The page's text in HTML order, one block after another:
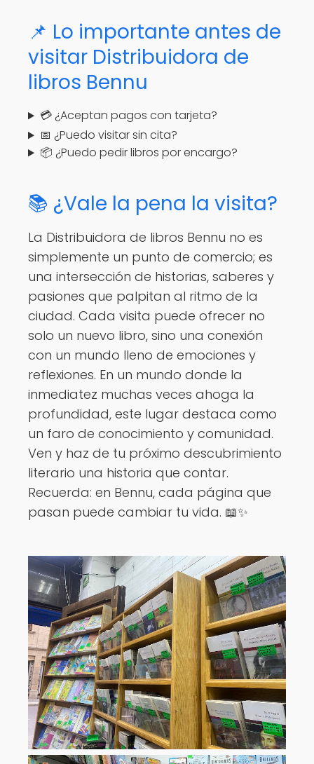
📌 Lo importante antes de
visitar Distribuidora de
libros Bennu
💳 ¿Aceptan pagos con tarjeta?
📅 ¿Puedo visitar sin cita?
📦 ¿Puedo pedir libros por encargo?
📚 ¿Vale la pena la visita?
La Distribuidora de libros Bennu no es
simplemente un punto de comercio; es
una intersección de historias, saberes y
pasiones que palpitan al ritmo de la
ciudad. Cada visita puede ofrecer no
solo un nuevo libro, sino una conexión
con un mundo lleno de emociones y
reflexiones. En un mundo donde la
inmediatez muchas veces ahoga la
profundidad, este lugar destaca como
un faro de conocimiento y comunidad.
Ven y haz de tu próximo descubrimiento
literario una historia que contar.
Recuerda: en Bennu, cada página que
pasan puede cambiar tu vida. 📖✨